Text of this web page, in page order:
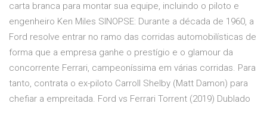
carta branca para montar sua equipe, incluindo o piloto e
engenheiro Ken Miles SINOPSE: Durante a década de 1960, a
Ford resolve entrar no ramo das corridas automobilísticas de
forma que a empresa ganhe o prestígio e o glamour da
concorrente Ferrari, campeoníssima em várias corridas. Para
tanto, contrata o ex-piloto Carroll Shelby (Matt Damon) para
chefiar a empreitada. Ford vs Ferrari Torrent (2019) Dublado